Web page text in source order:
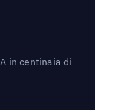
in centinaia di